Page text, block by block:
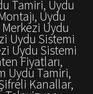
Tamiri, Uydu
Uydu
Uydu
Uydu Sistemi
Uydu Sistemi
Fiyatları,
Uydu Tamiri,
Kanallar,